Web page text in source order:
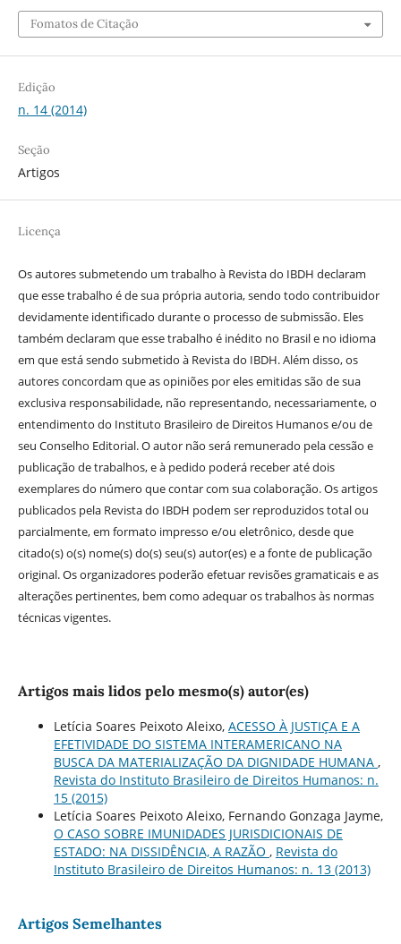
Fomatos de Citação
Edição
n. 14 (2014)
Seção
Artigos
Licença
Os autores submetendo um trabalho à Revista do IBDH declaram
que esse trabalho é de sua própria autoria, sendo todo contribuidor
devidamente identificado durante o processo de submissão. Eles
também declaram que esse trabalho é inédito no Brasil e no idioma
em que está sendo submetido à Revista do IBDH. Além disso, os
autores concordam que as opiniões por eles emitidas são de sua
exclusiva responsabilidade, não representando, necessariamente, o
entendimento do Instituto Brasileiro de Direitos Humanos e/ou de
seu Conselho Editorial. O autor não será remunerado pela cessão e
publicação de trabalhos, e à pedido poderá receber até dois
exemplares do número que contar com sua colaboração. Os artigos
publicados pela Revista do IBDH podem ser reproduzidos total ou
parcialmente, em formato impresso e/ou eletrônico, desde que
citado(s) o(s) nome(s) do(s) seu(s) autor(es) e a fonte de publicação
original. Os organizadores poderão efetuar revisões gramaticais e as
alterações pertinentes, bem como adequar os trabalhos às normas
técnicas vigentes.
Artigos mais lidos pelo mesmo(s) autor(es)
Letícia Soares Peixoto Aleixo, ACESSO À JUSTIÇA E A
EFETIVIDADE DO SISTEMA INTERAMERICANO NA
BUSCA DA MATERIALIZAÇÃO DA DIGNIDADE HUMANA ,
Revista do Instituto Brasileiro de Direitos Humanos: n.
15 (2015)
Letícia Soares Peixoto Aleixo, Fernando Gonzaga Jayme,
O CASO SOBRE IMUNIDADES JURISDICIONAIS DE
ESTADO: NA DISSIDÊNCIA, A RAZÃO , Revista do
Instituto Brasileiro de Direitos Humanos: n. 13 (2013)
Artigos Semelhantes